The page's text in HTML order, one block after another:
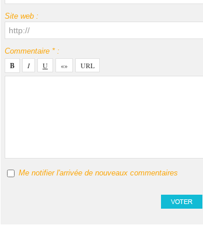
Site web :
Commentaire * :
Me notifier l'arrivée de nouveaux commentaires